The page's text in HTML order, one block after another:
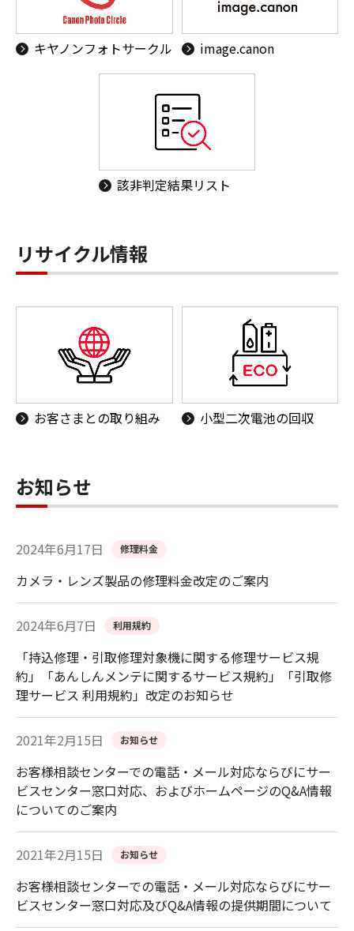
キヤノンフォトサークル image.canon
該非判定結果リスト
リサイクル情報
お客さまとの取り組み 小型二次電池の回収
お知らせ
2024年6月17日 修理料金
カメラ・レンズ製品の修理料金改定のご案内
2024年6月7日 利用規約
「持込修理・引取修理対象機に関する修理サービス規
約」「あんしんメンテに関するサービス規約」「引取修
理サービス 利用規約」改定のお知らせ
2021年2月15日 お知らせ
お客様相談センターでの電話・メール対応ならびにサー
ビスセンター窓口対応、およびホームページのQ&A情報
についてのご案内
2021年2月15日 お知らせ
お客様相談センターでの電話・メール対応ならびにサー
ビスセンター窓口対応及びQ&A情報の提供期間について